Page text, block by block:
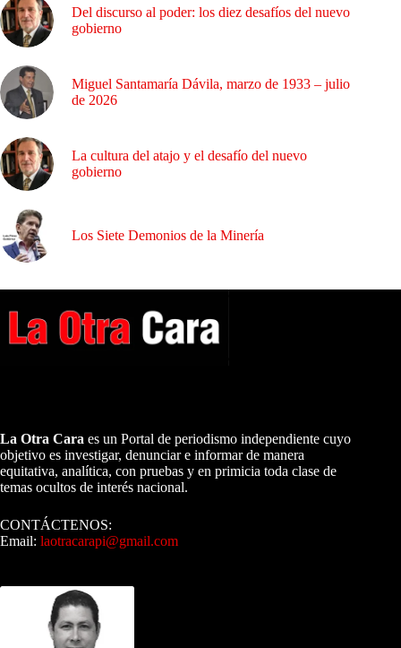
Del discurso al poder: los diez desafíos del nuevo
gobierno
Miguel Santamaría Dávila, marzo de 1933 – julio
de 2026
La cultura del atajo y el desafío del nuevo
gobierno
Los Siete Demonios de la Minería
La Otra Cara es un Portal de periodismo independiente cuyo
objetivo es investigar, denunciar e informar de manera
equitativa, analítica, con pruebas y en primicia toda clase de
temas ocultos de interés nacional.
CONTÁCTENOS:
Email: laotracarapi@gmail.com